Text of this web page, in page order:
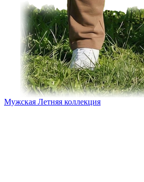
Мужская Летняя коллекция